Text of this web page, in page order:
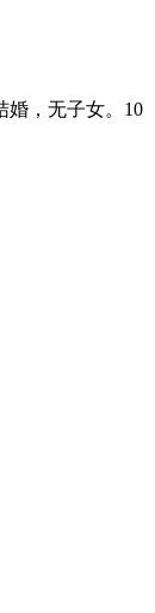
婚，无子女。10